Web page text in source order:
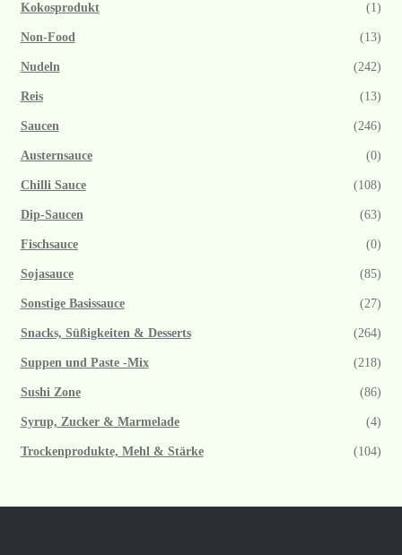
Kokosprodukt (1)
Non-Food (13)
Nudeln (242)
Reis (13)
Saucen (246)
Austernsauce (0)
Chilli Sauce (108)
Dip-Saucen (63)
Fischsauce (0)
Sojasauce (85)
Sonstige Basissauce (27)
Snacks, Süßigkeiten & Desserts (264)
Suppen und Paste -Mix (218)
Sushi Zone (86)
Syrup, Zucker & Marmelade (4)
Trockenprodukte, Mehl & Stärke (104)